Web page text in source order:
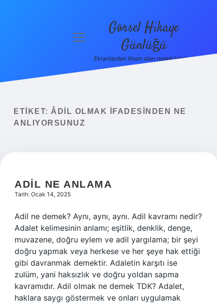
Yasal Uyarı
menüyü
Görsel Hikaye
Günlüğü
Ekranlardan ilham alan neşeli bilgiler!
ETIKET: ÂDIL OLMAK IFADESINDEN NE
ANLIYORSUNUZ
ADIL NE ANLAMA
Tarih: Ocak 14, 2025
Adil ne demek? Aynı, aynı, aynı. Adil kavramı nedir?
Adalet kelimesinin anlamı; eşitlik, denklik, denge,
muvazene, doğru eylem ve adil yargılama; bir şeyi
doğru yapmak veya herkese ve her şeye hak ettiği
gibi davranmak demektir. Adaletin karşıtı ise
zulüm, yani haksızlık ve doğru yoldan sapma
kavramıdır. Adil olmak ne demek TDK? Adalet,
haklara saygı göstermek ve onları uygulamak